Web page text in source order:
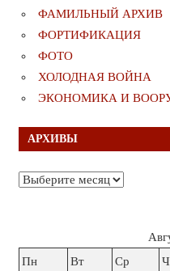
ФАМИЛЬНЫЙ АРХИВ
ФОРТИФИКАЦИЯ
ФОТО
ХОЛОДНАЯ ВОЙНА
ЭКОНОМИКА И
АРХИВЫ
Архивы
Пн
Вт Ср